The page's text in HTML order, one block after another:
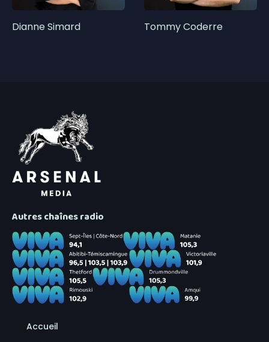
Dianne Simard Tommy Coderre
Autres chaînes radio
Accueil